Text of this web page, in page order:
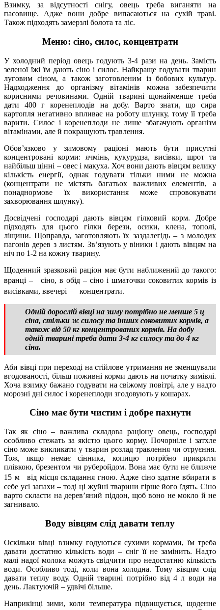
Взимку, за відсутності снігу, овець треба виганяти на
пасовище. Адже вони добре випасаються на сухій траві.
Також підходять замерзлі болота та ліс.
Меню: сіно, силос, концентрати
У холодний період овець годують 3-4 рази на день. Замість
зеленої їжі їм дають сіно і силос. Найкраще годувати тварин
луговим сіном, а також заготовленим із бобових культур.
Надходження до організму вітамінів можна забезпечити
корисними речовинами. Одній тварині щонайменше треба
дати 400 г коренеплодів на добу. Варто знати, що сира
картопля негативно впливає на роботу шлунку, тому її треба
варити. Силос і коренеплоди не лише збагачують організм
вітамінами, але й покращують травлення.
Обов’язково у зимовому раціоні мають бути присутні
концентровані корми: ячмінь, кукурудза, висівки, шрот та
найбільш цінні – овес і макуха. Хоч вони дають вівцям велику
кількість енергії, однак годувати тільки ними не можна
(концентрати не містять багатьох важливих елементів, а
понаднормове їх використання може спровокувати
захворювання шлунку).
Досвідчені господарі дають вівцям гілковий корм. Добре
підходять для цього гілки берези, осики, клена, тополі,
ліщини. Щоправда, заготовляють їх заздалегідь – з молодих
пагонів дерев з листям. Зв’язують у віники і дають вівцям на
ніч по 1-2 на кожну тварину.
Щоденний зразковий раціон має бути наближений до такого:
вранці – сіно, в обід – сіно і шматочки соковитих кормів із
висівками, ввечері – концентрати.
Одній дорослій вівці на зиму потрібно не менше 5 ц
сіна, стільки ж силосу та інших соковитих кормів, а
також від 50 кг концентрованих кормів. На добу
одній тварині треба дати 3-4 кг силосу та до 4 кг
сіна.
Аби вівці при переході на стійлове утримання не зменшували
вгодованості, більш поживні корми дають на початку зимівлі.
Хоча взимку бажано годувати на свіжому повітрі, але у надто
морозні дні силос і коренеплоди згодовують у кошарах.
Сіно має бути чистим і добре пахнути
Так як сіно – важлива складова раціону овець, господарі
особливо стежать за якістю цього корму. Почорніле і затхле
сіно може викликати у тварин розлад травлення чи отруєння.
Тож, якщо немає сінника, копицю потрібно прикрити
плівкою, брезентом чи руберойдом. Вона має бути не ближче
15 м від місця складання гною. Адже сіно здатне вбирати в
себе усі запахи – тоді ці жуйні тварини гірше його їдять. Сіно
варто скласти на дерев’яний піддон, щоб воно не мокло й не
загнивало.
Воду вівцям слід давати теплу
Оскільки вівці взимку годуються сухими кормами, їм треба
давати достатню кількість води – сніг її не замінить. Надто
малі надої молока можуть свідчити про недостатню кількість
води. Особливо тоді, коли вона холодна. Тому вівцям слід
давати теплу воду. Одній тварині потрібно від 4 л води на
день. Лактуючій – удвічі більше.
Наприкінці зими, коли температура підвищується, щоденне